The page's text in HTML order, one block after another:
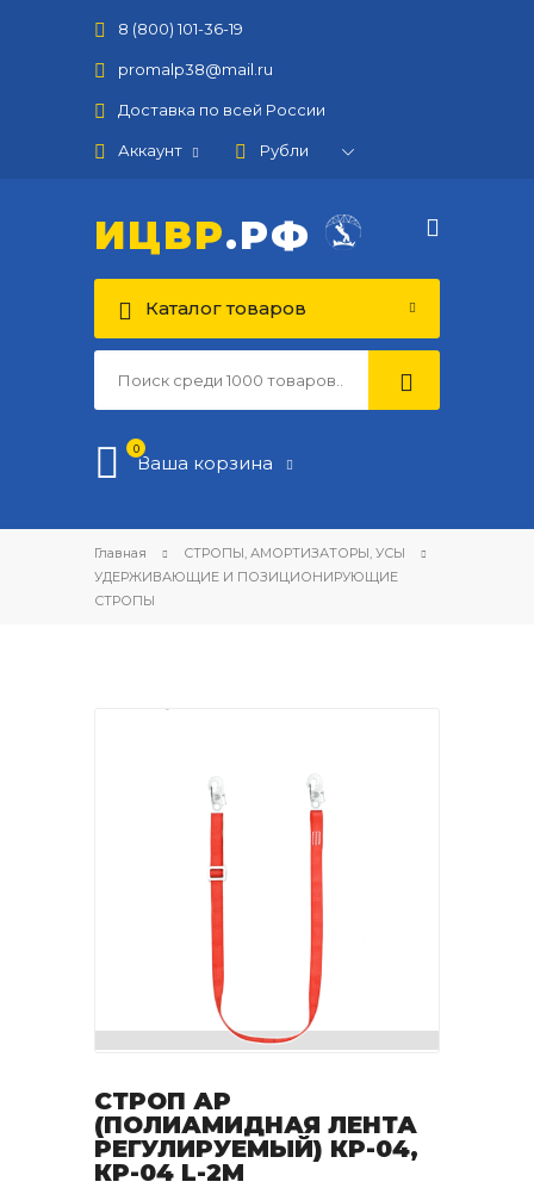
8 (800) 101-36-19
promalp38@mail.ru
Доставка по всей России
Аккаунт
ИЦВР.РФ
Каталог товаров
0
Ваша корзина
Главная
СТРОПЫ, АМОРТИЗАТОРЫ, УСЫ
УДЕРЖИВАЮЩИЕ И ПОЗИЦИОНИРУЮЩИЕ
СТРОПЫ
СТРОП АР
(ПОЛИАМИДНАЯ ЛЕНТА
РЕГУЛИРУЕМЫЙ) КР-04,
КР-04 L-2М